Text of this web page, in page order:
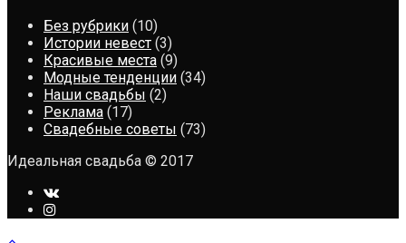
Без рубрики (10)
Истории невест (3)
Красивые места (9)
Модные тенденции (34)
Наши свадьбы (2)
Реклама (17)
Свадебные советы (73)
Идеальная свадьба © 2017